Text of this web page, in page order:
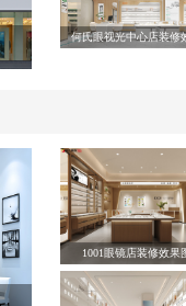
何氏眼视光中心店装修
1001眼镜店装修效果